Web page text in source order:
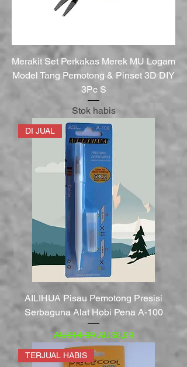
Merakit Set Perkakas Merek MU Logam
Model Tang Pemotong & Pinset 3D DIY
3Pc S
Stok habis
DI JUAL
AILIHUA Pisau Pemotong Presisi
Serbaguna Alat Hobi Pena A-100
Harga Reguler
AU$14,99 Harga Promosi
AU$8,99
TERJUAL HABIS